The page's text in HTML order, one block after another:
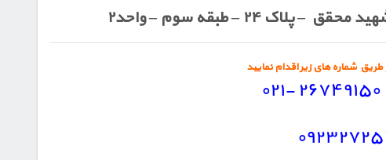
شهید محقق – پلاک۲۴ – طبقه سوم – واحد۲
شماره های زیر اقدام نمایید
۲۶۷۴۹۱۵۰ -۰۲۱